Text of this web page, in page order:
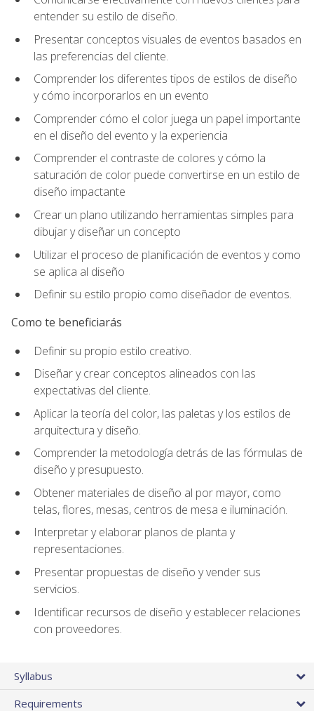
entender su estilo de diseño.
Presentar conceptos visuales de eventos basados en
las preferencias del cliente.
Comprender los diferentes tipos de estilos de diseño
y cómo incorporarlos en un evento
Comprender cómo el color juega un papel importante
en el diseño del evento y la experiencia
Comprender el contraste de colores y cómo la
saturación de color puede convertirse en un estilo de
diseño impactante
Crear un plano utilizando herramientas simples para
dibujar y diseñar un concepto
Utilizar el proceso de planificación de eventos y como
se aplica al diseño
Definir su estilo propio como diseñador de eventos.
Como te beneficiarás
Definir su propio estilo creativo.
Diseñar y crear conceptos alineados con las
expectativas del cliente.
Aplicar la teoría del color, las paletas y los estilos de
arquitectura y diseño.
Comprender la metodología detrás de las fórmulas de
diseño y presupuesto.
Obtener materiales de diseño al por mayor, como
telas, flores, mesas, centros de mesa e iluminación.
Interpretar y elaborar planos de planta y
representaciones.
Presentar propuestas de diseño y vender sus
servicios.
Identificar recursos de diseño y establecer relaciones
con proveedores.
Syllabus
Requirements